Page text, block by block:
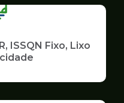
ISSQN Fixo, Lixo